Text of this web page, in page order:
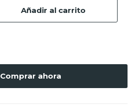
Añadir al carrito
Comprar ahora